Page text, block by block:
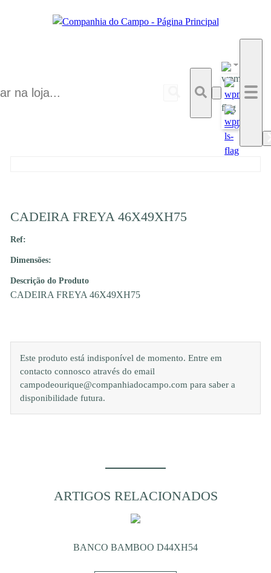
CADEIRA FREYA 46X49XH75
Ref:
Dimensões:
Descrição do Produto
CADEIRA FREYA 46X49XH75
Este produto está indisponível de momento. Entre em
contacto connosco através do email
campodeourique@companhiadocampo.com para saber a
disponibilidade futura.
ARTIGOS RELACIONADOS
BANCO BAMBOO D44XH54